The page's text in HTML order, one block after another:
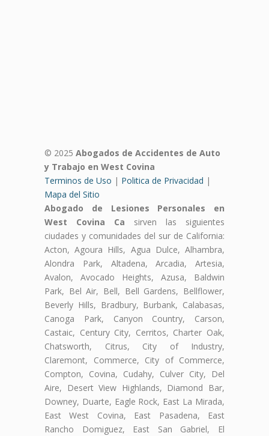
© 2025 Abogados de Accidentes de Auto
y Trabajo en West Covina
Terminos de Uso | Politica de Privacidad |
Mapa del Sitio
Abogado de Lesiones Personales en
West Covina Ca sirven las siguientes
ciudades y comunidades del sur de California:
Acton, Agoura Hills, Agua Dulce, Alhambra,
Alondra Park, Altadena, Arcadia, Artesia,
Avalon, Avocado Heights, Azusa, Baldwin
Park, Bel Air, Bell, Bell Gardens, Bellflower,
Beverly Hills, Bradbury, Burbank, Calabasas,
Canoga Park, Canyon Country, Carson,
Castaic, Century City, Cerritos, Charter Oak,
Chatsworth, Citrus, City of Industry,
Claremont, Commerce, City of Commerce,
Compton, Covina, Cudahy, Culver City, Del
Aire, Desert View Highlands, Diamond Bar,
Downey, Duarte, Eagle Rock, East La Mirada,
East West Covina, East Pasadena, East
Rancho Domiguez, East San Gabriel, El